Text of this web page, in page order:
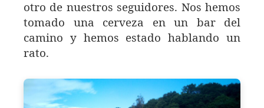
otro de nuestros seguidores. Nos hemos
tomado una cerveza en un bar del
camino y hemos estado hablando un
rato.